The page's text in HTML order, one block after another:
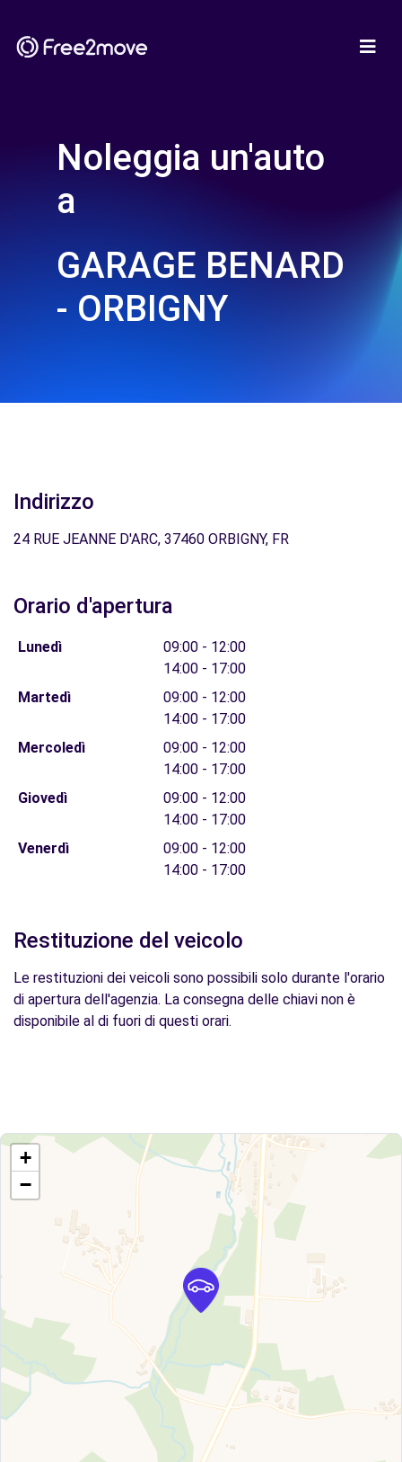
Noleggia un'auto
a
GARAGE BENARD
- ORBIGNY
Indirizzo
24 RUE JEANNE D'ARC, 37460 ORBIGNY, FR
Orario d'apertura
Lunedì
09:00 - 12:00
14:00 - 17:00
Martedì
09:00 - 12:00
14:00 - 17:00
Mercoledì
09:00 - 12:00
14:00 - 17:00
Giovedì
09:00 - 12:00
14:00 - 17:00
Venerdì
09:00 - 12:00
14:00 - 17:00
Restituzione del veicolo
Le restituzioni dei veicoli sono possibili solo durante l'orario
di apertura dell'agenzia. La consegna delle chiavi non è
disponibile al di fuori di questi orari.
+
−